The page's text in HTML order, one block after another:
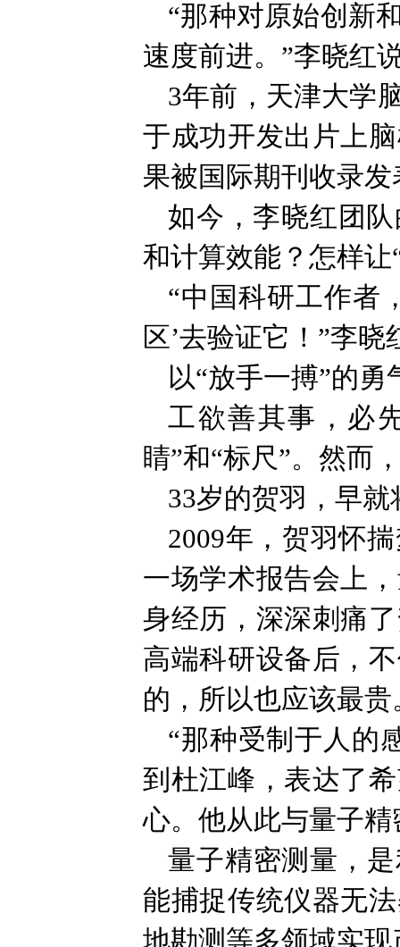
“那种对原始创新
速度前进。”李晓红
3年前，天津大学
于成功开发出片上
果被国际期刊收录发
如今，李晓红团
和计算效能？怎样
“中国科研工作者
区’去验证它！”李晓
以“放手一搏”的勇
工欲善其事，必
睛”和“标尺”。然而
33岁的贺羽，早
2009年，贺羽怀
一场学术报告会上
身经历，深深刺痛
高端科研设备后，
的，所以也应该最贵
“那种受制于人的
到杜江峰，表达了
心。他从此与量子
量子精密测量，
能捕捉传统仪器无
地勘测等多领域实